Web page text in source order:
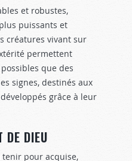
et robustes,
puissants et
créatures vivant sur
permettent
que des
signes, destinés aux
grâce à leur
DE DIEU
tenir pour acquise,